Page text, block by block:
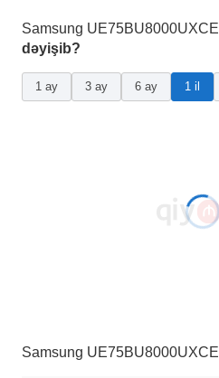
Samsung UE75BU8000UXCE
dəyişib?
1 ay 3 ay 6 ay 1 il
Samsung UE75BU8000UXCE